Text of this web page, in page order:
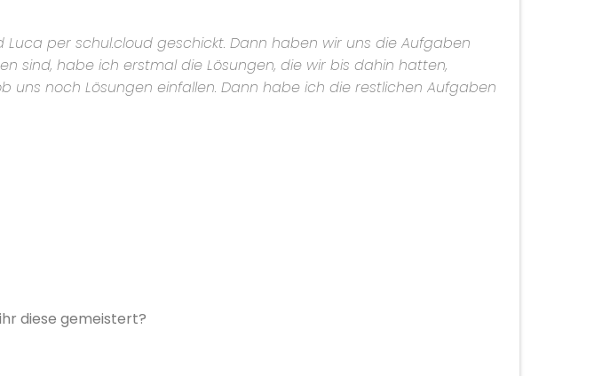
per schul.cloud geschickt. Dann haben wir uns die Aufgaben
sind, habe ich erstmal die Lösungen, die wir bis dahin hatten,
noch Lösungen einfallen. Dann habe ich die restlichen Aufgaben
diese gemeistert?